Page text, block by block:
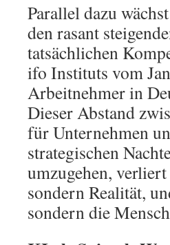
Parallel dazu
den rasant
tatsächlichen
ifo Instituts vom
Arbeitnehmer in
Dieser Abstand
für Unternehmen
strategischen
umzugehen,
sondern Realität,
sondern die